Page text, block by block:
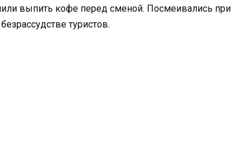
выпить кофе перед сменой. Посмеивались при
туристов.